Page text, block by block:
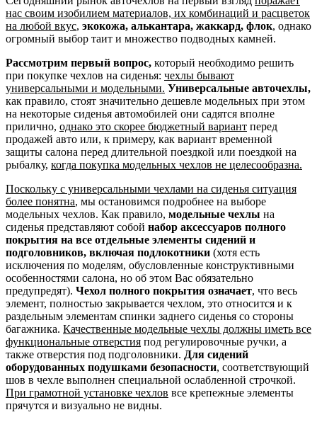
нас своим изобилием материалов, их комбинаций и расцветок
на любой вкус, экокожа, алькантара, жаккард, флок, однако
огромный выбор таит и множество подводных камней.
Рассмотрим первый вопрос, который необходимо решить
при покупке чехлов на сиденья: чехлы бывают
универсальными и модельными. Универсальные авточехлы,
как правило, стоят значительно дешевле модельных при этом
на некоторые сиденья автомобилей они садятся вполне
прилично, однако это скорее бюджетный вариант перед
продажей авто или, к примеру, как вариант временной
защиты салона перед длительной поездкой или поездкой на
рыбалку, когда покупка модельных чехлов не целесообразна.
Поскольку с универсальными чехлами на сиденья ситуация
более понятна, мы остановимся подробнее на выборе
модельных чехлов. Как правило, модельные чехлы на
сиденья представляют собой набор аксессуаров полного
покрытия на все отдельные элементы сидений и
подголовников, включая подлокотники (хотя есть
исключения по моделям, обусловленные конструктивными
особенностями салона, но об этом Вас обязательно
предупредят). Чехол полного покрытия означает, что весь
элемент, полностью закрывается чехлом, это относится и к
раздельным элементам спинки заднего сиденья со стороны
багажника. Качественные модельные чехлы должны иметь все
функциональные отверстия под регулировочные ручки, а
также отверстия под подголовники. Для сидений
оборудованных подушками безопасности, соответствующий
шов в чехле выполнен специальной ослабленной строчкой.
При грамотной установке чехлов все крепежные элементы
прячутся и визуально не видны.